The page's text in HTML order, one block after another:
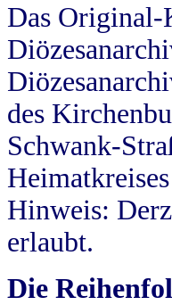
Das Original-
des
Schwank-
Hinweis:
erlaubt.
Die